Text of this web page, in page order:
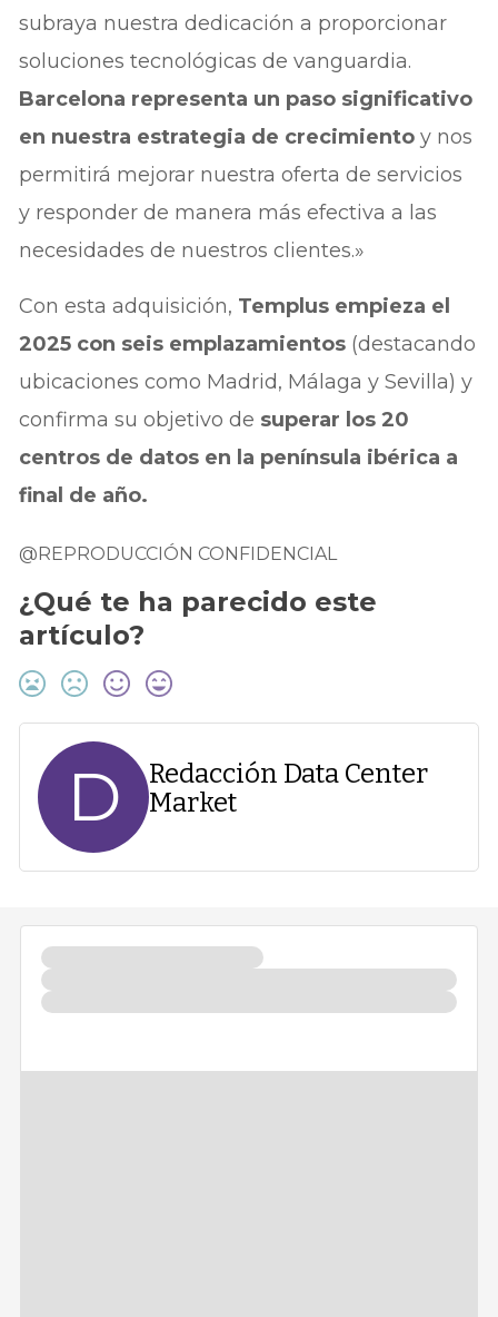
subraya nuestra dedicación a proporcionar
soluciones tecnológicas de vanguardia.
Barcelona representa un paso significativo
en nuestra estrategia de crecimiento y nos
permitirá mejorar nuestra oferta de servicios
y responder de manera más efectiva a las
necesidades de nuestros clientes.»
Con esta adquisición, Templus empieza el
2025 con seis emplazamientos (destacando
ubicaciones como Madrid, Málaga y Sevilla) y
confirma su objetivo de superar los 20
centros de datos en la península ibérica a
final de año.
@REPRODUCCIÓN CONFIDENCIAL
¿Qué te ha parecido este
artículo?
D
Redacción Data Center
Market